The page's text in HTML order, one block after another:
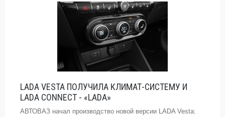
LADA VESTA ПОЛУЧИЛА КЛИМАТ-СИСТЕМУ И
LADA CONNECT - «LADA»
АВТОВАЗ начал производство новой версии LADA Vesta: